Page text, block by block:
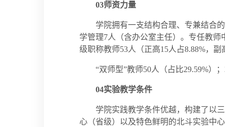
03师资力量
学院拥有一支结构合理、专兼结合
学管理7人（含办公室主任）。专任教师
级职称教师53人（正高15人占8.88%，副
“双师型”教师50人（占比29.59%）
04实验教学条件
学院实践教学条件优越，构建了以
心（省级）以及特色鲜明的北斗实验中